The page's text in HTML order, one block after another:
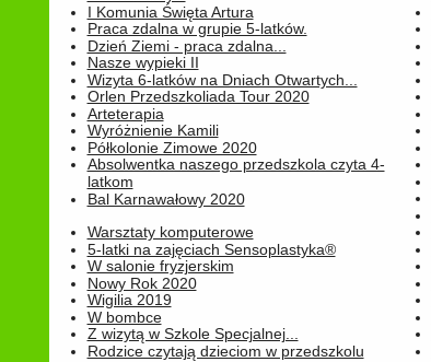
I Komunia Święta Artura
Praca zdalna w grupie 5-latków.
Dzień Ziemi - praca zdalna...
Nasze wypieki II
Wizyta 6-latków na Dniach Otwartych...
Orlen Przedszkoliada Tour 2020
Arteterapia
Wyróżnienie Kamili
Półkolonie Zimowe 2020
Absolwentka naszego przedszkola czyta 4-
latkom
Bal Karnawałowy 2020
Warsztaty komputerowe
5-latki na zajęciach Sensoplastyka®
W salonie fryzjerskim
Nowy Rok 2020
Wigilia 2019
W bombce
Z wizytą w Szkole Specjalnej...
Rodzice czytają dzieciom w przedszkolu